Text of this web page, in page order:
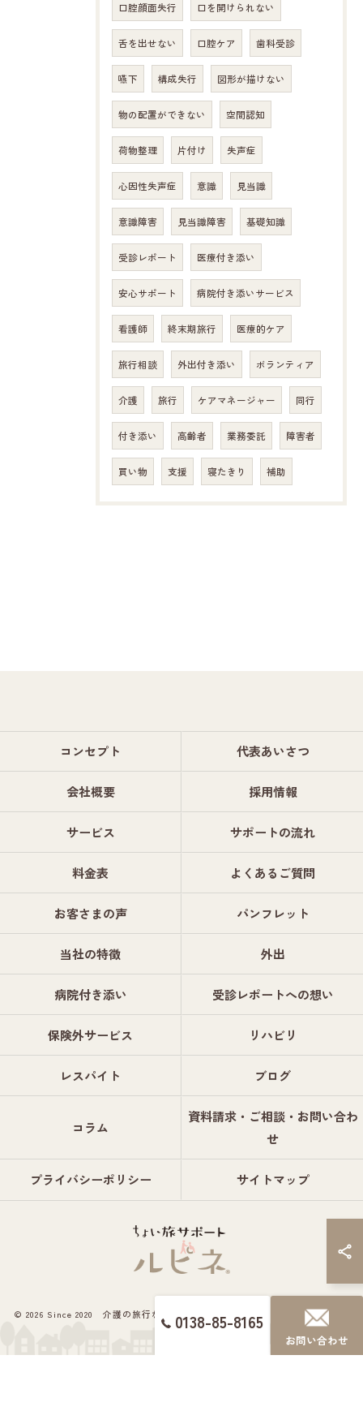
口腔顔面失行 口を開けられない
舌を出せない 口腔ケア 歯科受診
嚥下 構成失行 図形が描けない
物の配置ができない 空間認知
荷物整理 片付け 失声症
心因性失声症 意識 見当識
意識障害 見当識障害 基礎知識
受診レポート 医療付き添い
安心サポート 病院付き添いサービス
看護師 終末期旅行 医療的ケア
旅行相談 外出付き添い ボランティア
介護 旅行 ケアマネージャー 同行
付き添い 高齢者 業務委託 障害者
買い物 支援 寝たきり 補助
0138-85-8165
お問い合わせ
コンセプト 代表あいさつ
会社概要 採用情報
サービス サポートの流れ
料金表 よくあるご質問
お客さまの声 パンフレット
当社の特徴 外出
病院付き添い 受診レポートへの想い
保険外サービス リハビリ
レスパイト ブログ
コラム
資料請求・ご相談・お問い合わ
せ
プライバシーポリシー サイトマップ
© 2026 Since 2020 介護の旅行ならちょい旅サポート ルピネ® ALL RIGHTS
RESERVED.